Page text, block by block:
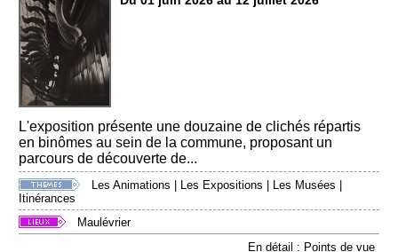
L'exposition présente une douzaine de clichés répartis
en binômes au sein de la commune, proposant un
parcours de découverte de...
Les Animations Les Expositions Les Musées
Itinérances
Maulévrier
En détail : Points de vue